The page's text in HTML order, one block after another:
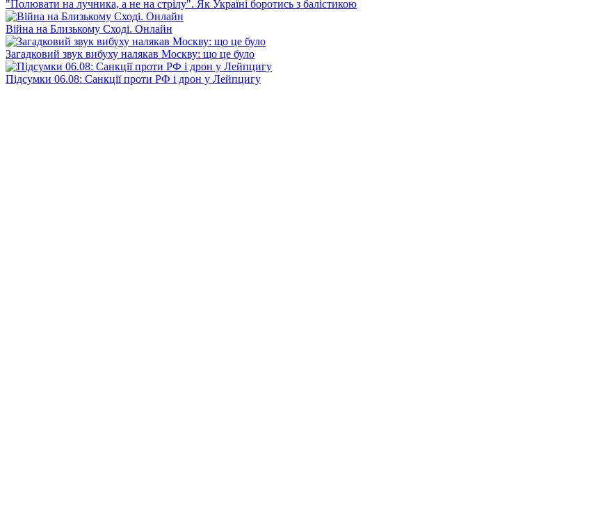
"Полювати на лучника, а не на стрілу". Як Україні боротись з балістикою
Війна на Близькому Сході. Онлайн
Загадковий звук вибуху налякав Москву: що це було
Підсумки 06.08: Санкції проти РФ і дрон у Лейпцигу